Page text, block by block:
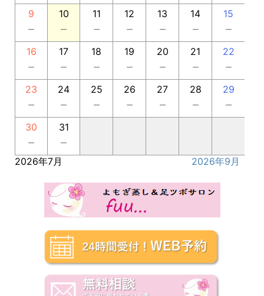
9
－
10
－
11
－
12
－
13
－
14
－
15
－
16
－
17
－
18
－
19
－
20
－
21
－
22
－
23
－
24
－
25
－
26
－
27
－
28
－
29
－
30
－
31
－
2026年7月 2026年9月